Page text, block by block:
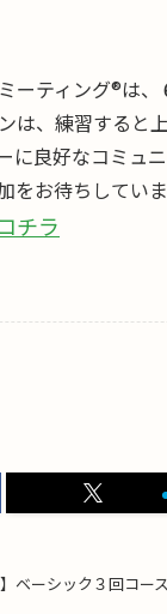
ーティング®は
は、練習すると
に良好なコミュ
をお待ちしていま
チラ
ベーシック３回コー